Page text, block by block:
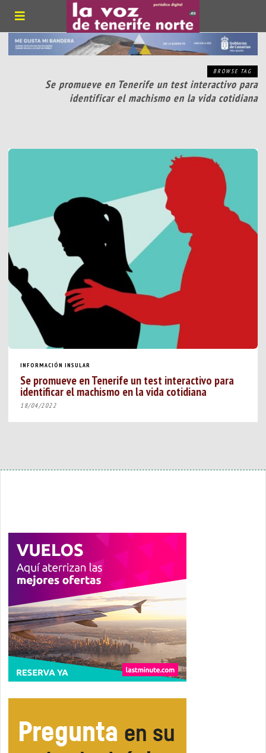
BROWSE TAG
Se promueve en Tenerife un test interactivo para
identificar el machismo en la vida cotidiana
INFORMACIÓN INSULAR
Se promueve en Tenerife un test interactivo para
identificar el machismo en la vida cotidiana
18/04/2022